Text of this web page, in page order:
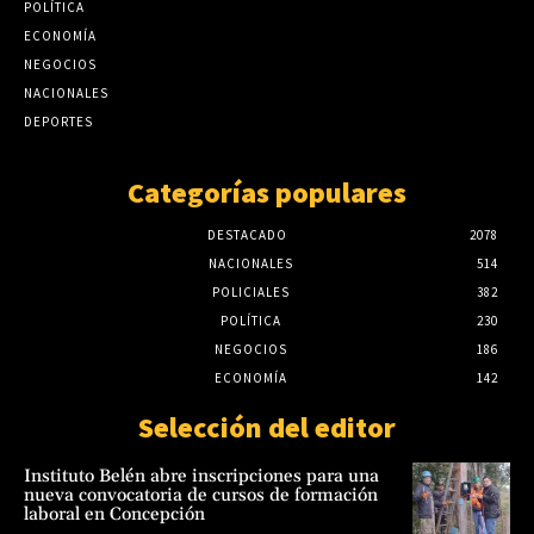
POLÍTICA
ECONOMÍA
NEGOCIOS
NACIONALES
DEPORTES
Categorías populares
DESTACADO
2078
NACIONALES
514
POLICIALES
382
POLÍTICA
230
NEGOCIOS
186
ECONOMÍA
142
Selección del editor
Instituto Belén abre inscripciones para una
nueva convocatoria de cursos de formación
laboral en Concepción